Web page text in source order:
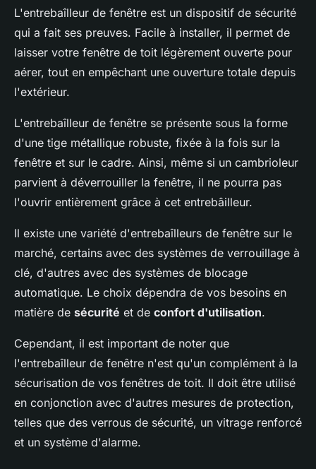
L'entrebaîlleur de fenêtre est un dispositif de sécurité
qui a fait ses preuves. Facile à installer, il permet de
laisser votre fenêtre de toit légèrement ouverte pour
aérer, tout en empêchant une ouverture totale depuis
l'extérieur.
L'entrebaîlleur de fenêtre se présente sous la forme
d'une tige métallique robuste, fixée à la fois sur la
fenêtre et sur le cadre. Ainsi, même si un cambrioleur
parvient à déverrouiller la fenêtre, il ne pourra pas
l'ouvrir entièrement grâce à cet entrebâilleur.
Il existe une variété d'entrebaîlleurs de fenêtre sur le
marché, certains avec des systèmes de verrouillage à
clé, d'autres avec des systèmes de blocage
automatique. Le choix dépendra de vos besoins en
matière de sécurité et de confort d'utilisation.
Cependant, il est important de noter que
l'entrebaîlleur de fenêtre n'est qu'un complément à la
sécurisation de vos fenêtres de toit. Il doit être utilisé
en conjonction avec d'autres mesures de protection,
telles que des verrous de sécurité, un vitrage renforcé
et un système d'alarme.